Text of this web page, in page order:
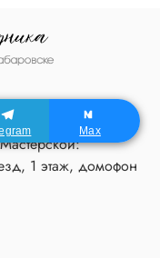
1 этаж, домофон
Max